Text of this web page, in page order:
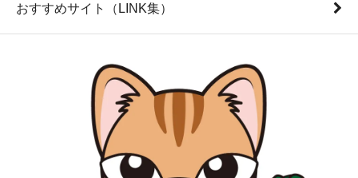
おすすめサイト（LINK集）